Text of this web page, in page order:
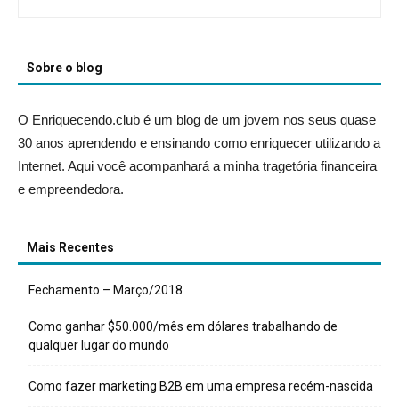
Sobre o blog
O Enriquecendo.club é um blog de um jovem nos seus quase
30 anos aprendendo e ensinando como enriquecer utilizando a
Internet. Aqui você acompanhará a minha tragetória financeira
e empreendedora.
Mais Recentes
Fechamento – Março/2018
Como ganhar $50.000/mês em dólares trabalhando de
qualquer lugar do mundo
Como fazer marketing B2B em uma empresa recém-nascida